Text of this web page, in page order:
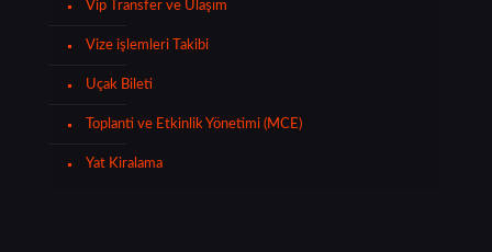
Vip Transfer ve Ulaşım
Vize işlemleri Takibi
Uçak Bileti
Toplanti ve Etkinlik Yönetimi (MCE)
Yat Kiralama